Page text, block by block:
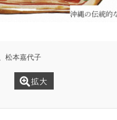
松本嘉代子
拡大